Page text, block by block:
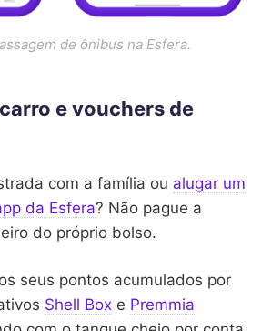
de ônibus na Esfera.
e vouchers de
com a família ou alugar um
da Esfera? Não pague a
do próprio bolso.
seus pontos acumulados por
Shell Box e Premmia